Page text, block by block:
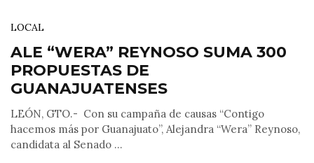
LOCAL
ALE “WERA” REYNOSO SUMA 300
PROPUESTAS DE
GUANAJUATENSES
LEÓN, GTO.- Con su campaña de causas “Contigo
hacemos más por Guanajuato”, Alejandra “Wera” Reynoso,
candidata al Senado ...